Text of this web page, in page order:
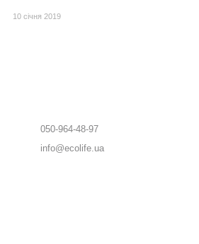
10 січня 2019
050-964-48-97
info@ecolife.ua